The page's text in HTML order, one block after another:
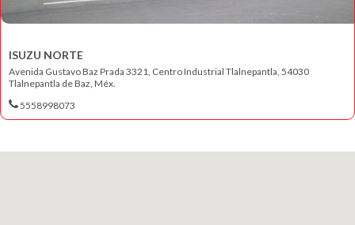
ISUZU NORTE
Avenida Gustavo Baz Prada 3321, Centro Industrial Tlalnepantla, 54030
Tlalnepantla de Baz, Méx.
5558998073